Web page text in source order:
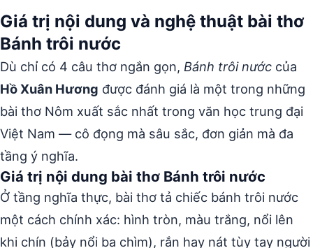
Giá trị nội dung và nghệ thuật bài thơ
Bánh trôi nước
Dù chỉ có 4 câu thơ ngắn gọn, Bánh trôi nước của
Hồ Xuân Hương được đánh giá là một trong những
bài thơ Nôm xuất sắc nhất trong văn học trung đại
Việt Nam — cô đọng mà sâu sắc, đơn giản mà đa
tầng ý nghĩa.
Giá trị nội dung bài thơ Bánh trôi nước
Ở tầng nghĩa thực, bài thơ tả chiếc bánh trôi nước
một cách chính xác: hình tròn, màu trắng, nổi lên
khi chín (bảy nổi ba chìm), rắn hay nát tùy tay người